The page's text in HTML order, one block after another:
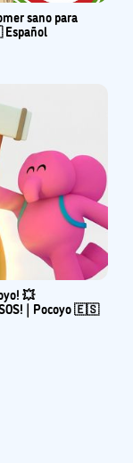
sano para
💥
| Pocoyo 🇪🇸